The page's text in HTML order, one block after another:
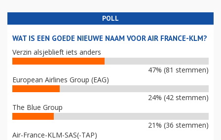
POLL
WAT IS EEN GOEDE NIEUWE NAAM VOOR AIR FRANCE-KLM?
Verzin alsjeblieft iets anders
47% (81 stemmen)
European Airlines Group (EAG)
24% (42 stemmen)
The Blue Group
21% (36 stemmen)
Air-France-KLM-SAS(-TAP)